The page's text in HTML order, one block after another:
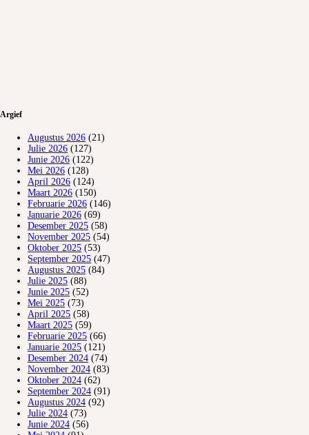
Argief
Augustus 2026 (21)
Julie 2026 (127)
Junie 2026 (122)
Mei 2026 (128)
April 2026 (124)
Maart 2026 (150)
Februarie 2026 (146)
Januarie 2026 (69)
Desember 2025 (58)
November 2025 (54)
Oktober 2025 (53)
September 2025 (47)
Augustus 2025 (84)
Julie 2025 (88)
Junie 2025 (52)
Mei 2025 (73)
April 2025 (58)
Maart 2025 (59)
Februarie 2025 (66)
Januarie 2025 (121)
Desember 2024 (74)
November 2024 (83)
Oktober 2024 (62)
September 2024 (91)
Augustus 2024 (92)
Julie 2024 (73)
Junie 2024 (56)